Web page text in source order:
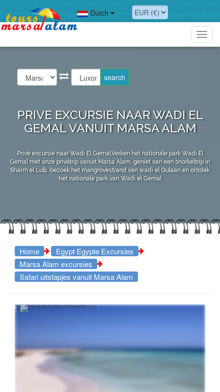
Dutch
PRIVE EXCURSIE NAAR WADI EL
GEMAL VANUIT MARSA ALAM
Privé excursie naar Wadi El Gemal.Verken het nationale park Wadi El
Gemal met onze privétrip vanuit Marsa Alam, geniet van een snorkeltrip in
Sharm el Lulli, bezoek het mangrovestrand van wadi el Qulaan en ontdek
het nationale park van Wadi el Gemal
Home
Egypt Egypte Excursies
Marsa Alam excursies
Safari uitstapjes vanuit Marsa Alam